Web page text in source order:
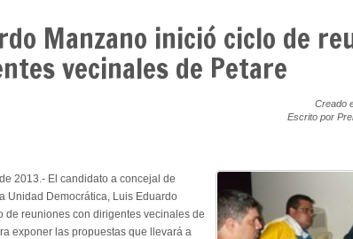
Manzano inició ciclo de
vecinales de Petare
Creado
Escrito por
2013 .- El candidato a concejal de
Unidad Democrática, Luis Eduardo
de reuniones con dirigentes vecinales de
exponer las propuestas que llevará a